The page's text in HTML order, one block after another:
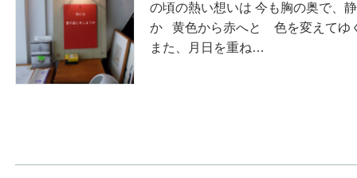
の頃の熱い想いは 今も胸の奥で、
か 黄色から赤へと 色を変えてゆ
また、月日を重ね…